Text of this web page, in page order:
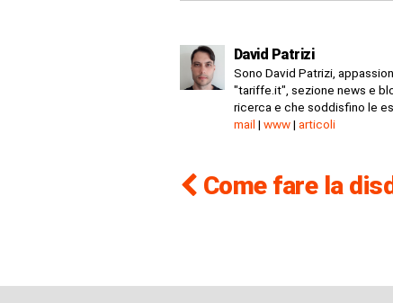
David Patrizi
Sono David Patrizi,
"tariffe.it", sezione news e
ricerca e che soddisfino le
mail | www| articoli
Come fare la